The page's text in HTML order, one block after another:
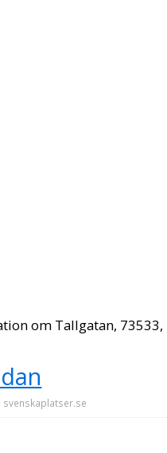
om Tallgatan, 73533,
svenskaplatser.se